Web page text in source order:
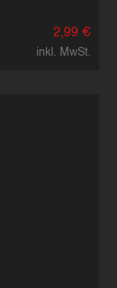
2,99 €
inkl. MwSt.